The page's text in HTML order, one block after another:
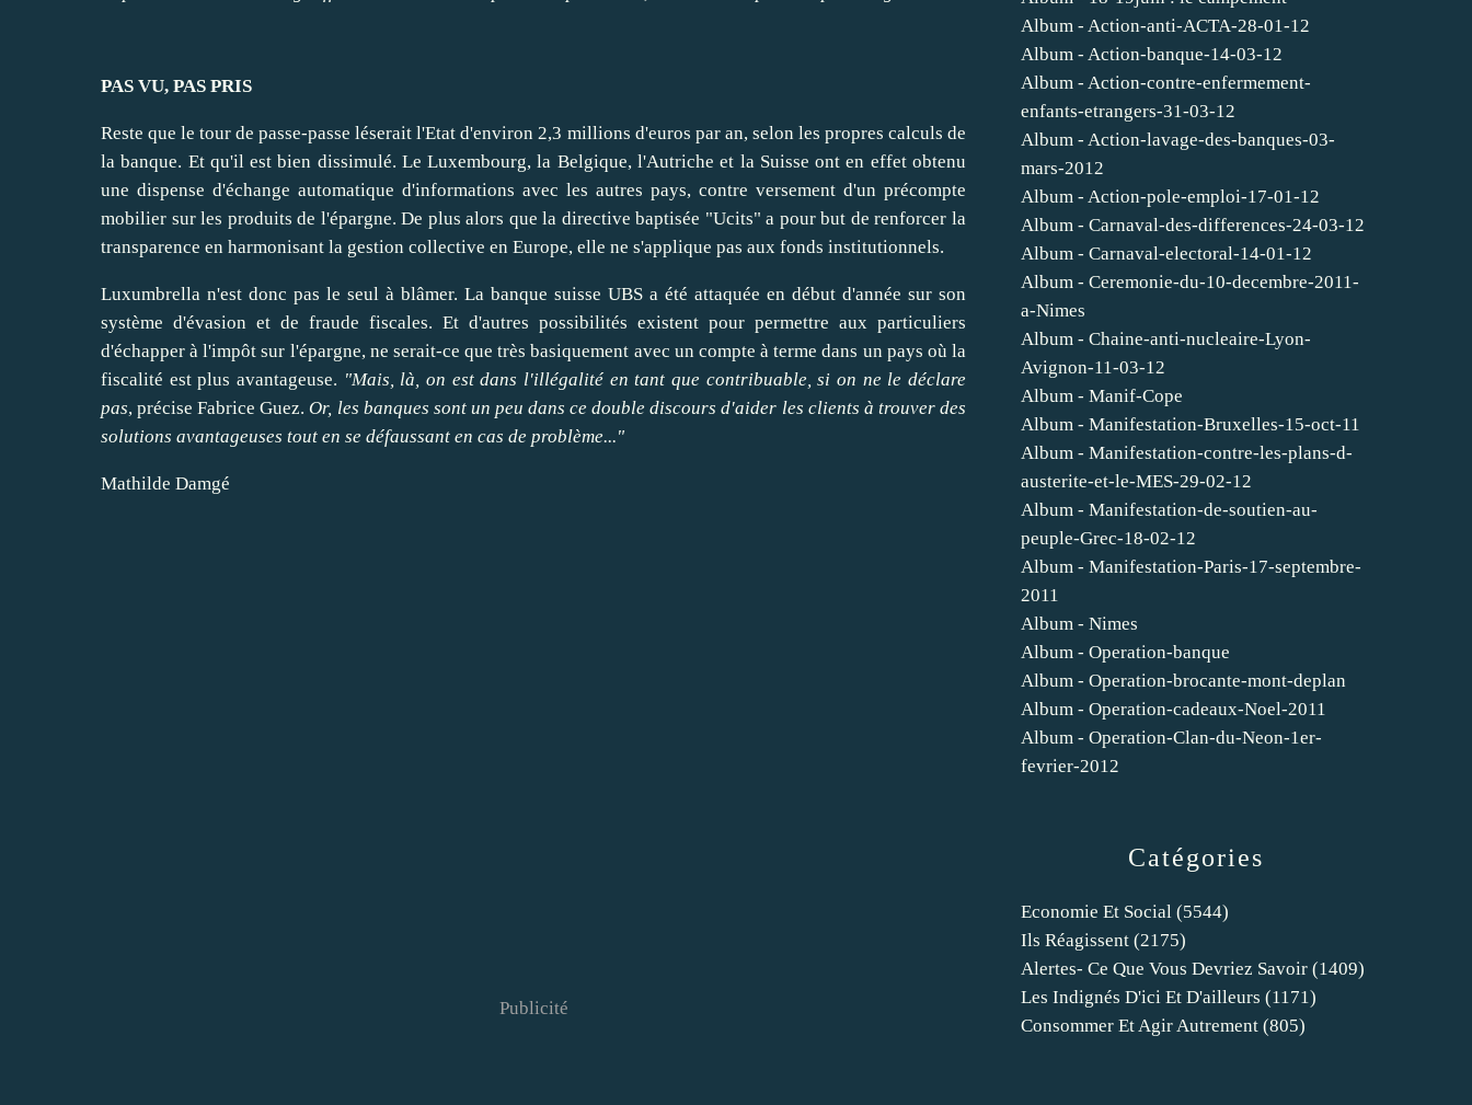
PAS VU, PAS PRIS
Reste que le tour de passe-passe léserait l'Etat d'environ 2,3 millions d'euros par an, selon les propres calculs de
la banque. Et qu'il est bien dissimulé. Le Luxembourg, la Belgique, l'Autriche et la Suisse ont en effet obtenu
une dispense d'échange automatique d'informations avec les autres pays, contre versement d'un précompte
mobilier sur les produits de l'épargne. De plus alors que la directive baptisée "Ucits" a pour but derenforcer la
transparence en harmonisant la gestion collective en Europe, elle ne s'applique pas aux fonds institutionnels.
Luxumbrella n'est donc pas le seul à blâmer. La banque suisse UBS a été attaquée en début d'année sur son
système d'évasion et de fraude fiscales. Et d'autres possibilités existent pour permettre aux particuliers
d'échapper à l'impôt sur l'épargne, ne serait-ce que très basiquement avec un compte à terme dans un pays où la
fiscalité est plus avantageuse. "Mais, là, on est dans l'illégalité en tant que contribuable, si on ne le déclare
pas, précise Fabrice Guez.Or, les banques sont un peu dans ce double discours d'aider les clients à trouverdes
solutions avantageuses tout en se défaussant en cas de problème..."
Mathilde Damgé
Publicité
Catégories
Economie Et Social (5544)
Ils Réagissent (2175)
Alertes- Ce Que Vous Devriez Savoir (1409)
Les Indignés D'ici Et D'ailleurs (1171)
Consommer Et Agir Autrement (805)
Album - Action-anti-ACTA-28-01-12
Album - Action-banque-14-03-12
Album - Action-contre-enfermement-
enfants-etrangers-31-03-12
Album - Action-lavage-des-banques-03-
mars-2012
Album - Action-pole-emploi-17-01-12
Album - Carnaval-des-differences-24-03-12
Album - Carnaval-electoral-14-01-12
Album - Ceremonie-du-10-decembre-2011-
a-Nimes
Album - Chaine-anti-nucleaire-Lyon-
Avignon-11-03-12
Album - Manif-Cope
Album - Manifestation-Bruxelles-15-oct-11
Album - Manifestation-contre-les-plans-d-
austerite-et-le-MES-29-02-12
Album - Manifestation-de-soutien-au-
peuple-Grec-18-02-12
Album - Manifestation-Paris-17-septembre-
2011
Album - Nimes
Album - Operation-banque
Album - Operation-brocante-mont-deplan
Album - Operation-cadeaux-Noel-2011
Album - Operation-Clan-du-Neon-1er-
fevrier-2012